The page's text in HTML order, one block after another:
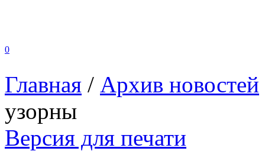
0
Главная / Архив новостей
узорны
Версия для печати